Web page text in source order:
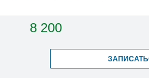
8 200